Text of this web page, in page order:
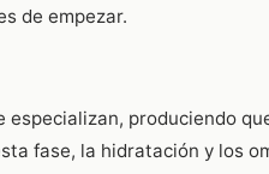
de empezar.
especializan, produciendo
fase, la hidratación y los